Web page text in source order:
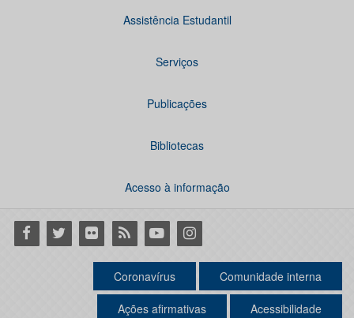
Assistência Estudantil
Serviços
Publicações
Bibliotecas
Acesso à informação
Facebook
Twitter Flickr RSS YoutubeInstagram
Coronavírus Comunidade interna
Ações afirmativas Acessibilidade